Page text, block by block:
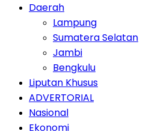
Daerah
Lampung
Sumatera Selatan
Jambi
Bengkulu
Liputan Khusus
ADVERTORIAL
Nasional
Ekonomi